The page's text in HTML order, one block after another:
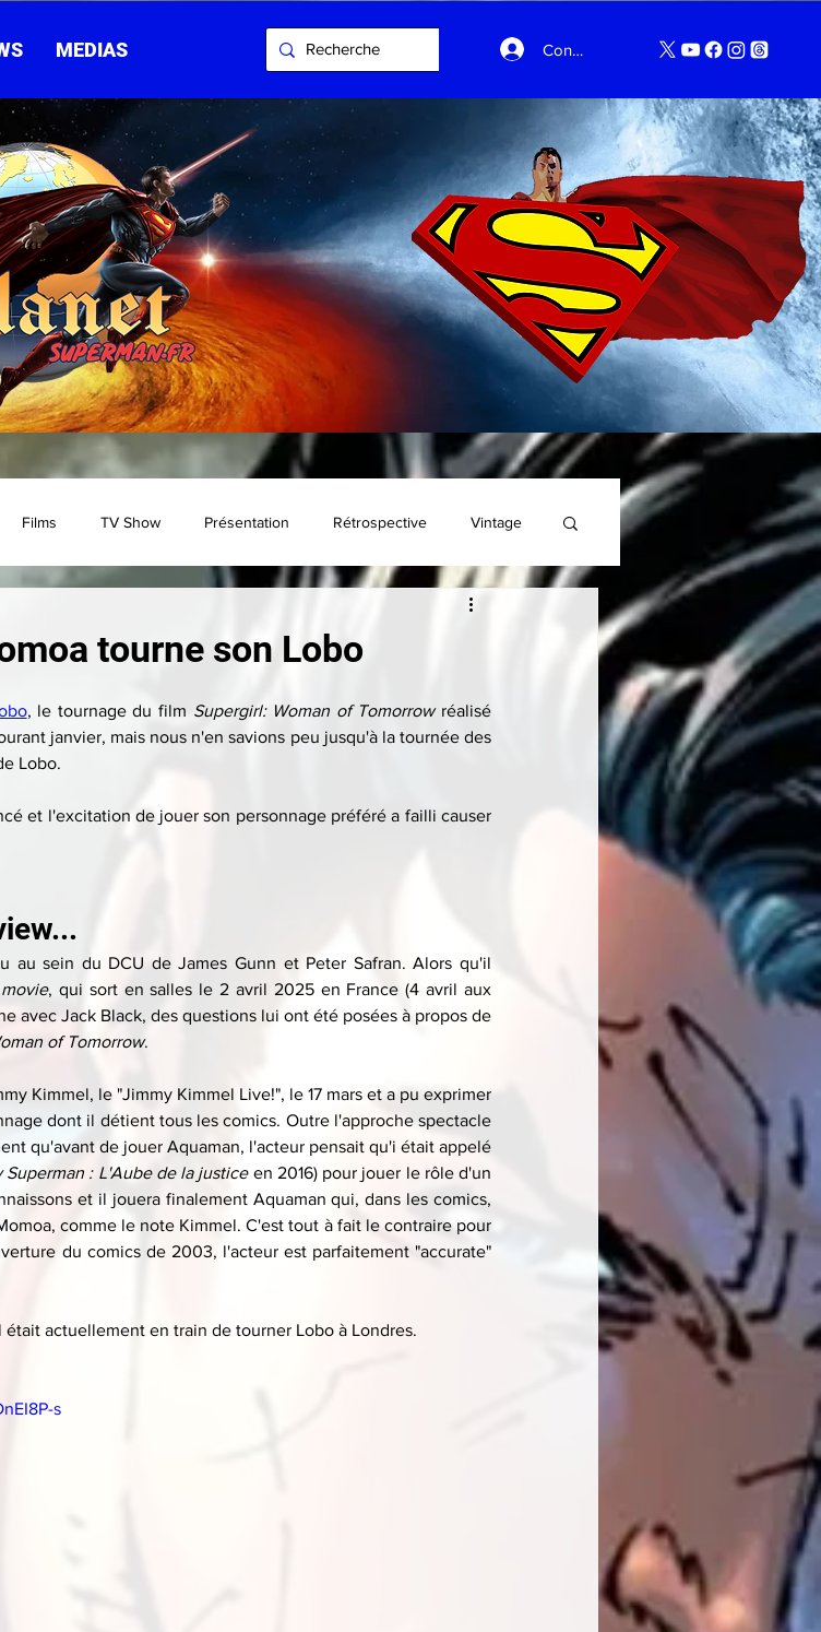
MEDIAS Connexion
Films TV Show Présentation Rétrospective Vintage
tourne son Lobo
, le tournage du film Supergirl: Woman of Tomorrow réalisé
janvier, mais nous n'en savions peu jusqu'à la tournée des
Lobo.
et l'excitation de jouer son personnage préféré a failli causer
au sein du DCU de James Gunn et Peter Safran. Alors qu'il
, qui sort en salles le 2 avril 2025 en France (4 avril aux
avec Jack Black, des questions lui ont été posées à propos de
of Tomorrow.
Kimmel, le "Jimmy Kimmel Live!", le 17 mars et a pu exprimer
dont il détient tous les comics. Outre l'approche spectacle
qu'avant de jouer Aquaman, l'acteur pensait qu'i était appelé
Superman : L'Aube de la justice en 2016) pour jouer le rôle d'un
et il jouera finalement Aquaman qui, dans les comics,
comme le note Kimmel. C'est tout à fait le contraire pour
du comics de 2003, l'acteur est parfaitement "accurate"
actuellement en train de tourner Lobo à Londres.
s